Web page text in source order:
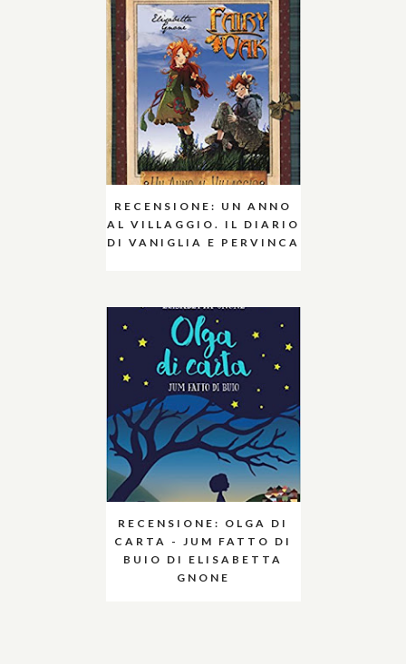
RECENSIONE: UN ANNO
AL VILLAGGIO. IL DIARIO
DI VANIGLIA E PERVINCA
RECENSIONE: OLGA DI
CARTA - JUM FATTO DI
BUIO DI ELISABETTA
GNONE